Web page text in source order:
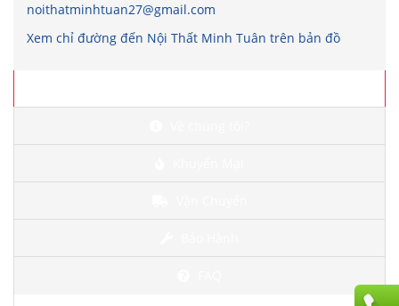
noithatminhtuan27@gmail.com
Xem chỉ đường đến Nội Thất Minh Tuân trên bản đồ